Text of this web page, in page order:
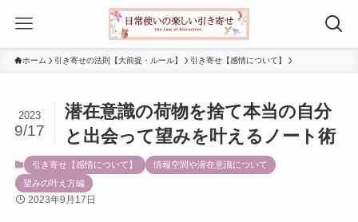
ホーム 引き寄せの法則【大前提・ルール】 引き寄せ【感情について】
潜在意識の荷物を捨て本当の自分
と出会って望みを叶えるノート術
2023
9/17
引き寄せ【感情について】
情報空間や潜在意識について
望みの叶え方編
2023年9月17日